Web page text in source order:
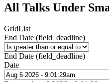
All Talks Under
GridList
End Date (field_deadline)
End Date (field_deadline)
Date